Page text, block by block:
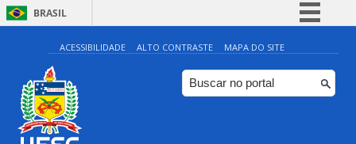
BRASIL
Simplifique!
Comunica BR
Participe
ACESSIBILIDADE ALTO CONTRASTE MAPA DO SITE